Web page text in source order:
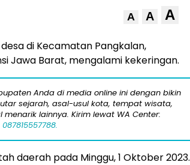
A A A
di Kecamatan Pangkalan,
Jawa Barat, mengalami kekeringan.
Anda di media online ini dengan bikin
sejarah, asal-usul kota, tempat wisata,
lainnya. Kirim lewat WA Center:
087815557788.
daerah pada Minggu, 1 Oktober 2023.